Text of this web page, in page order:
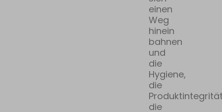
einen
Weg
hinein
bahnen
und
die
Hygiene,
die
die